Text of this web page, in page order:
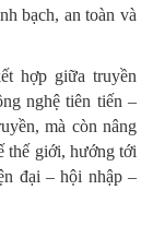
bạch, an toàn và
hợp giữa truyền
nghệ tiên tiến –
mà còn nâng
thế giới, hướng tới
đại – hội nhập –